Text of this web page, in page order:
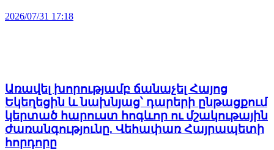
2026/07/31 17:18
Առավել խորությամբ ճանաչել Հայոց
Եկեղեցին և նախնյաց՝ դարերի ընթացքում
կերտած հարուստ հոգևոր ու մշակութային
ժառանգությունը. Վեհափառ Հայրապետի
հորդորը